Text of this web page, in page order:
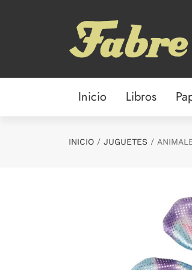
Inicio Libros
INICIO JUGUETES